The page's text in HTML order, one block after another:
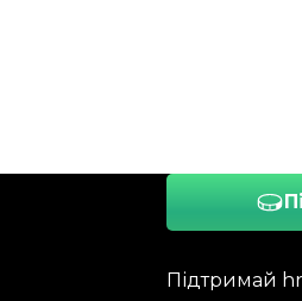
Підтримай